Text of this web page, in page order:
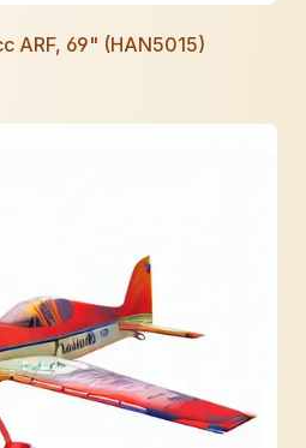
ARF, 69" (HAN5015)